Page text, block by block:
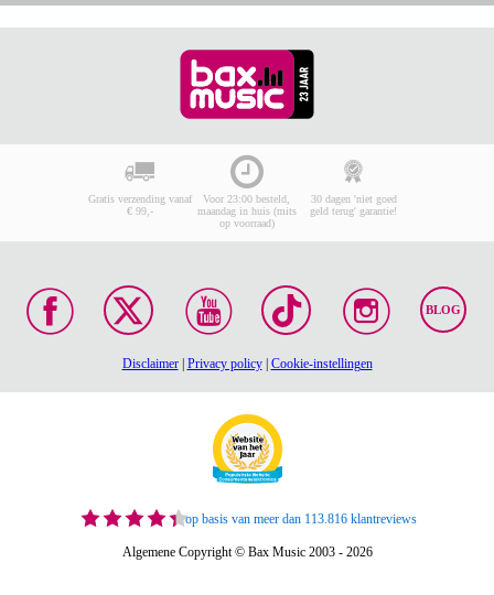
Gratis verzending vanaf
€ 99,-
Voor 23:00 besteld,
maandag in huis (mits
op voorraad)
30 dagen 'niet goed
geld terug' garantie!
BLOG
Disclaimer| Privacy policy| Cookie-instellingen
op basis van meer dan 113.816 klantreviews
Algemene Copyright © Bax Music 2003 - 2026